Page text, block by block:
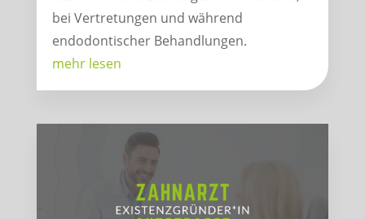
bei Vertretungen und während
endodontischer Behandlungen.
mehr lesen